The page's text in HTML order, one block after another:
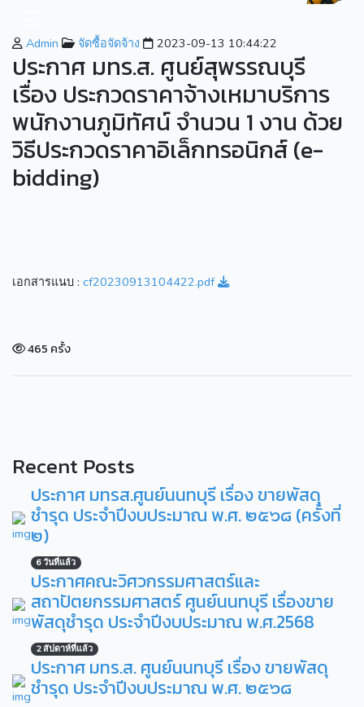
Admin จัดซื้อจัดจ้าง 2023-09-13 10:44:22
ประกาศ มทร.ส. ศูนย์สุพรรณบุรี
เรื่อง ประกวดราคาจ้างเหมาบริการ
พนักงานภูมิทัศน์ จำนวน 1 งาน ด้วย
วิธีประกวดราคาอิเล็กทรอนิกส์ (e-
bidding)
เอกสารแนบ : cf20230913104422.pdf
465 ครั้ง
Recent Posts
ประกาศ มทรส.ศูนย์นนทบุรี เรื่อง ขายพัสดุ
ชำรุด ประจำปีงบประมาณ พ.ศ. ๒๕๖๘ (ครั้งที่
๒)
6 วันที่แล้ว
ประกาศคณะวิศวกรรมศาสตร์และ
สถาปัตยกรรมศาสตร์ ศูนย์นนทบุรี เรื่องขาย
พัสดุชำรุด ประจำปีงบประมาณ พ.ศ.2568
2 สัปดาห์ที่แล้ว
ประกาศ มทร.ส. ศูนย์นนทบุรี เรื่อง ขายพัสดุ
ชำรุด ประจำปีงบประมาณ พ.ศ. ๒๕๖๘